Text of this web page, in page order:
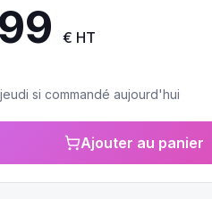
€ HT
si commandé aujourd'hui
Ajouter au panier